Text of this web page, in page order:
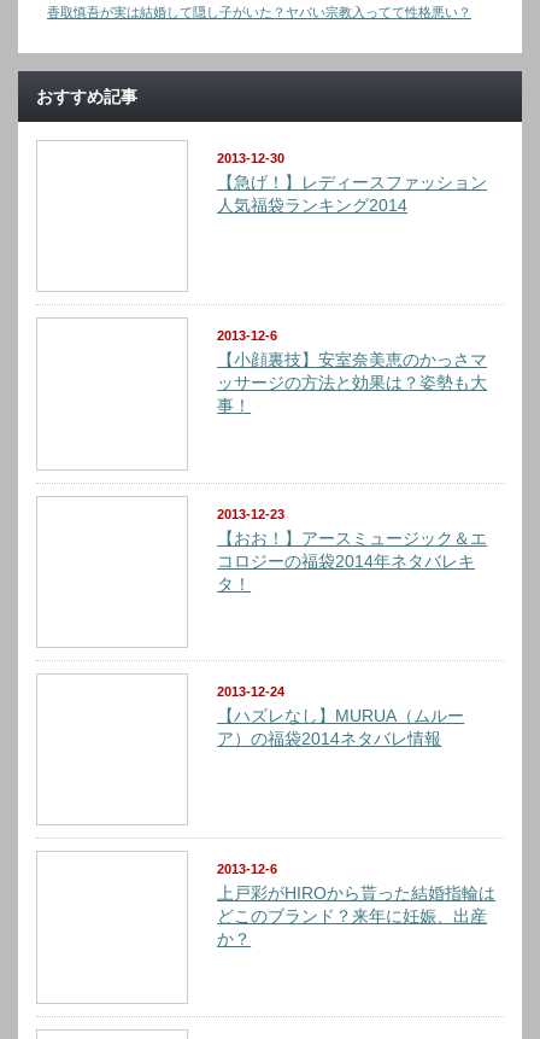
香取慎吾が実は結婚して隠し子がいた？ヤバい宗教入ってて性格悪い？
おすすめ記事
2013-12-30
【急げ！】レディースファッション
人気福袋ランキング2014
2013-12-6
【小顔裏技】安室奈美恵のかっさマ
ッサージの方法と効果は？姿勢も大
事！
2013-12-23
【おお！】アースミュージック＆エ
コロジーの福袋2014年ネタバレキ
タ！
2013-12-24
【ハズレなし】MURUA（ムルー
ア）の福袋2014ネタバレ情報
2013-12-6
上戸彩がHIROから貰った結婚指輪は
どこのブランド？来年に妊娠、出産
か？